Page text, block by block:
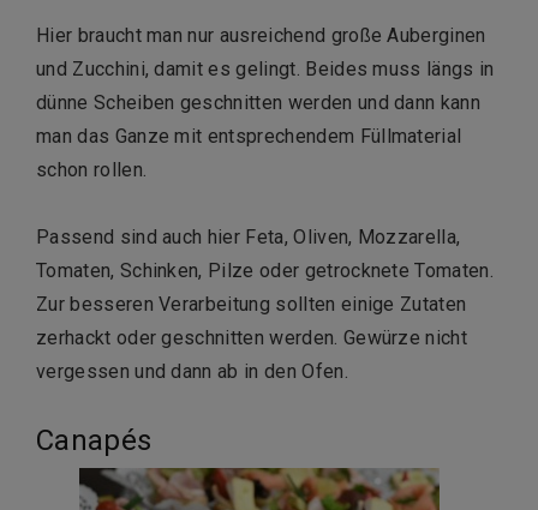
Hier braucht man nur ausreichend große Auberginen
und Zucchini, damit es gelingt. Beides muss längs in
dünne Scheiben geschnitten werden und dann kann
man das Ganze mit entsprechendem Füllmaterial
schon rollen.
Passend sind auch hier Feta, Oliven, Mozzarella,
Tomaten, Schinken, Pilze oder getrocknete Tomaten.
Zur besseren Verarbeitung sollten einige Zutaten
zerhackt oder geschnitten werden. Gewürze nicht
vergessen und dann ab in den Ofen.
Canapés